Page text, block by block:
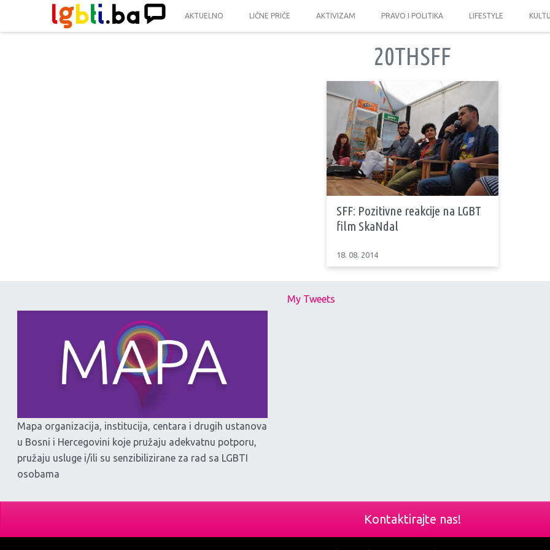
AKTUELNO LIČNE PRIČE AKTIVIZAM PRAVO I POLITIKA LIFESTYLE
20THSFF
SFF: Pozitivne reakcije na LGBT
film SkaNdal
18. 08. 2014
Mapa organizacija, institucija, centara i drugih ustanova
u Bosni i Hercegovini koje pružaju adekvatnu potporu,
pružaju usluge i/ili su senzibilizirane za rad sa LGBTI
osobama
My Tweets
Kontaktirajte nas!